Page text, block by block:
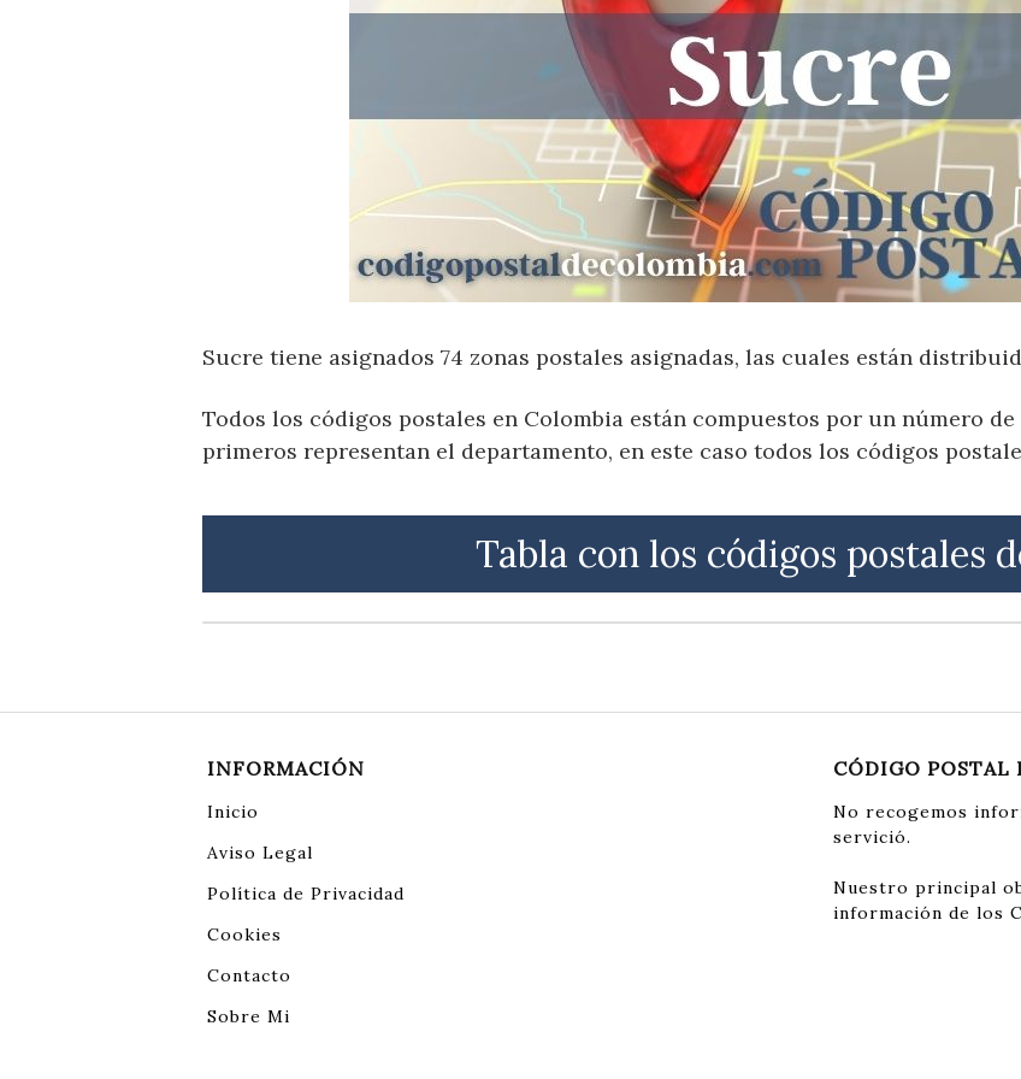
Sucre tiene asignados 74 zonas postales asignadas, las cuales están
Todos los códigos postales en Colombia están compuestos por un número
primeros representan el departamento, en este caso todos los códigos
Tabla con los códigos postales
INFORMACIÓN
Inicio
Aviso Legal
Política de Privacidad
Cookies
Contacto
Sobre Mi
CÓDIGO POSTAL
No recogemos
servició.
Nuestro principal
información de los